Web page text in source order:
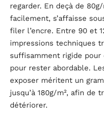
regarder. En deçà de
facilement, s’affaisse
filer l’encre. Entre 90 et
impressions techniques
suffisamment rigide pour
pour rester abordable.
exposer méritent un
jusqu’à 180g/m², afin de
détériorer.